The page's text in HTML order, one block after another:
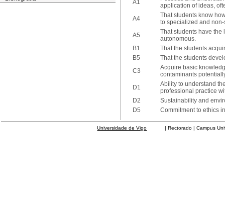
A1
application of ideas,
A4
That students know
to specialized and
A5
That students have
autonomous.
B1
That the students
B5
That the students
C3
Acquire basic
contaminants
D1
Ability to understand
professional practice
D2
Sustainability and
D5
Commitment to ethics
Universidade de Vigo | Rectorado | Campus